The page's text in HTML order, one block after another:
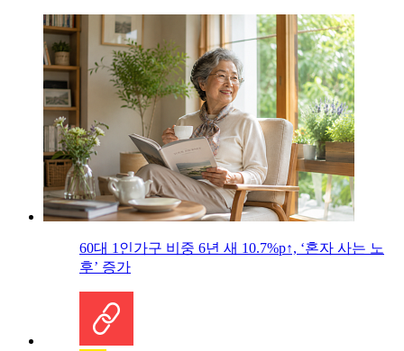
60대 1인가구 비중 6년 새 10.7%p↑, ‘혼자 사는 노
후’ 증가